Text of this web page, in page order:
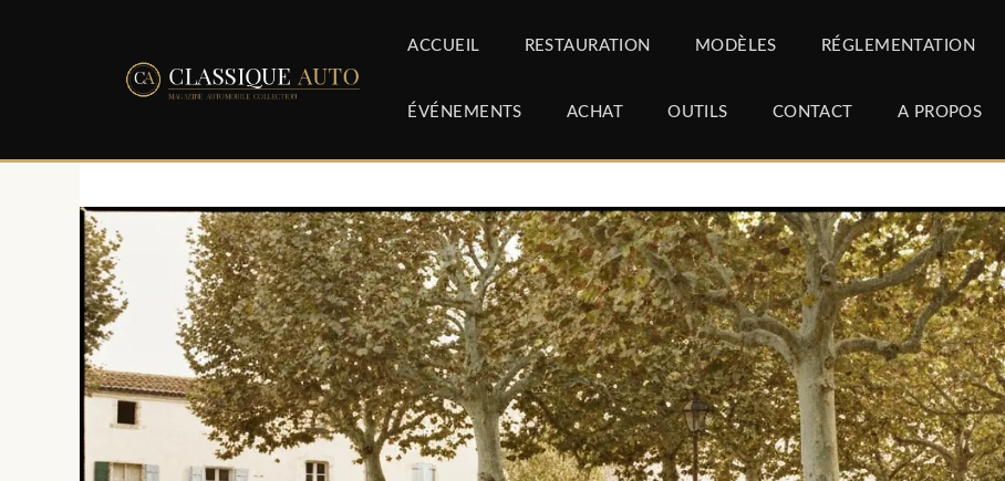
ACCUEIL RESTAURATION MODÈLES RÉGLEMENTATION
ÉVÉNEMENTS ACHAT OUTILS CONTACT A PROPOS